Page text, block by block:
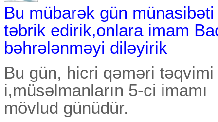
Bu mübarək gün
təbrik edirik,onlara imam
bəhrələnməyi diləyirik
Bu gün, hicri qəməri təqvimi
i,müsəlmanların 5-ci
mövlud günüdür.